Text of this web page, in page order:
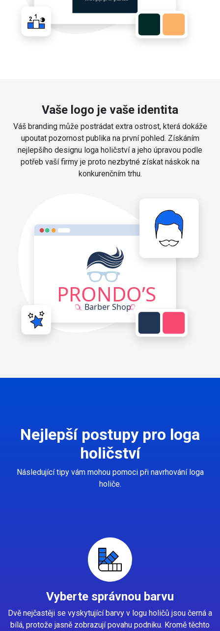
Vaše logo je vaše identita
Váš branding může postrádat extra ostrost, která dokáže
upoutat pozornost publika na první pohled. Získáním
nejlepšího designu loga holičství a jeho úpravou podle
potřeb vaší firmy je proto nezbytné získat náskok na
konkurenčním trhu.
Nejlepší postupy pro loga
holičství
Následující tipy vám mohou pomoci při navrhování loga
holiče.
Vyberte správnou barvu
Dvě nejčastěji se vyskytující barvy v logu holičů jsou černá a
bílá, protože jasně zobrazují povahu podniku. Kromě těchto